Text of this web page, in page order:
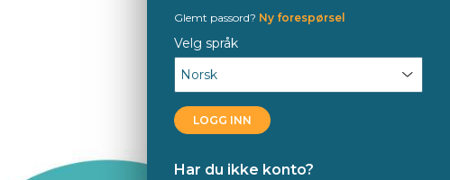
Glemt passord? Ny forespørsel
Velg språk
LOGG INN
Har du ikke konto?